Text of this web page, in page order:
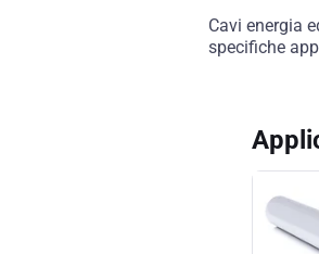
Cavi energia
specifiche